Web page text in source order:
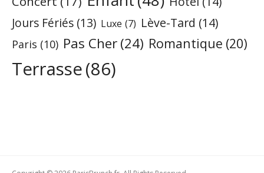
Jours Fériés (13) Luxe (7) Lève-Tard (14)
Paris (10) Pas Cher(24) Romantique (20)
Terrasse(86)